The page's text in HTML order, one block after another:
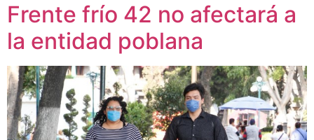
Frente frío 42 no afectará a
la entidad poblana